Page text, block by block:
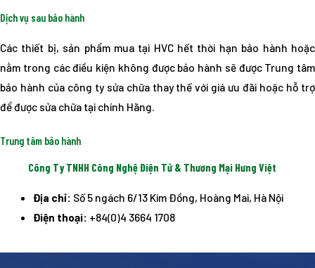
Dịch vụ sau bảo hành
Các thiết bị, sản phẩm mua tại HVC hết thời hạn bảo hành hoặc
nằm trong các điều kiện không được bảo hành sẽ được Trung tâm
bảo hành của công ty sửa chữa thay thế với giá ưu đãi hoặc hỗ trợ
để được sửa chữa tại chính Hãng.
Trung tâm bảo hành
Công Ty TNHH Công Nghệ Điện Tử & Thương Mại Hưng Việt
Địa chỉ: Số 5 ngách 6/13 Kim Đồng, Hoàng Mai, Hà Nội
Điện thoại: +84(0)4 3664 1708